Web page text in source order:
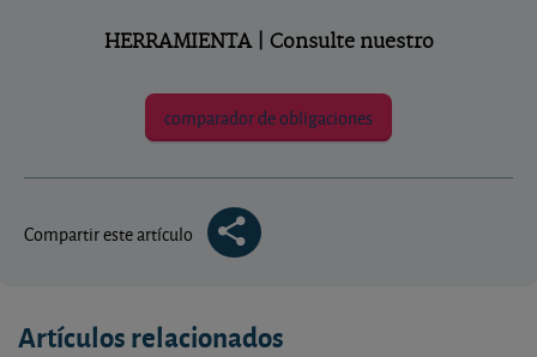
HERRAMIENTA | Consulte nuestro
comparador de obligaciones
Compartir este artículo
Artículos relacionados